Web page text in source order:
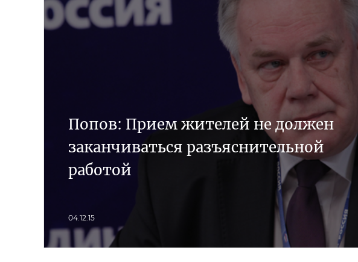
Попов: Прием жителей не должен
заканчиваться разъяснительной
работой
04.12.15